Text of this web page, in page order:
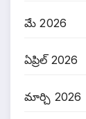
మే 2026
ఏప్రిల్ 2026
మార్చి 2026